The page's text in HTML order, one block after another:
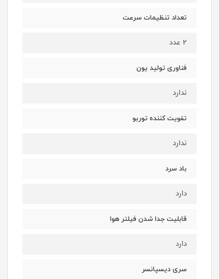
تعداد تنظیمات سرعت
2 عدد
فناوری تولید یون
ندارد
تقویت کننده توربو
ندارد
باد سرد
دارد
قابلیت جدا شدن فیلتر هوا
دارد
سری دیسپانسر